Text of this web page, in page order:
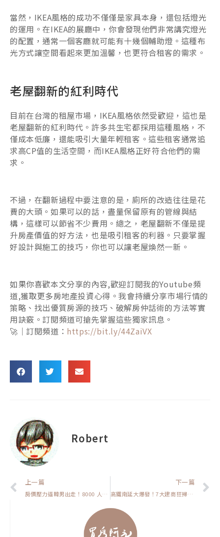
當然，IKEA風格的成功不僅僅是家具本身，還包括燈光
的運用。在IKEA的展廳中，你會發現他們非常講究燈光
的配置，通常一個客廳就可能有十幾個輔助燈。這種布
光方式讓空間看起來更加溫馨，也更符合租客的需求。
老屋翻新的紅利時代
目前在台灣的租屋市場，IKEA風格依然受歡迎，這也是
老屋翻新的紅利時代。許多共生宅都採用這種風格，不
僅成本低廉，還能吸引大量年輕租客。這些租客通常追
求高CP值的生活空間，而IKEA風格正好符合他們的需
求。
不過，在翻新過程中要注意的是，廁所的改造往往是花
費的大頭。如果可以的話，盡量保留原有的管線與結
構，這樣可以節省不少費用。總之，老屋翻新不僅是提
升房產價值的好方法，也是吸引租客的利器。只要掌握
好設計與施工的技巧，你也可以讓老屋煥然一新。
如果你喜歡本文分享的內容,歡迎訂閱我的Youtube頻
道,獲取更多房地產投資心得。我會持續分享市場行情的
策略、找出優質房源的技巧、破解房仲話術的方法等實
用訣竅。訂閱頻道可搶先掌握這些獨家訊息。
🚀｜訂閱頻道： https://bit.ly/44ZaiVX
Robert
上一頁
上一篇
房價壓力逼韓男出走！8000 人跨海赴日相親：日本「租房也能結婚」真相，台灣買房族該警覺什麼？【閒聊時事】
下一篇
高鐵南延大爆發！7大建商狂掃土地。每坪飆破300萬，現在該上車嗎?【高雄在地人閒聊】